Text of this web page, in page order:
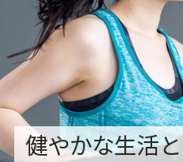
健やかな生活と